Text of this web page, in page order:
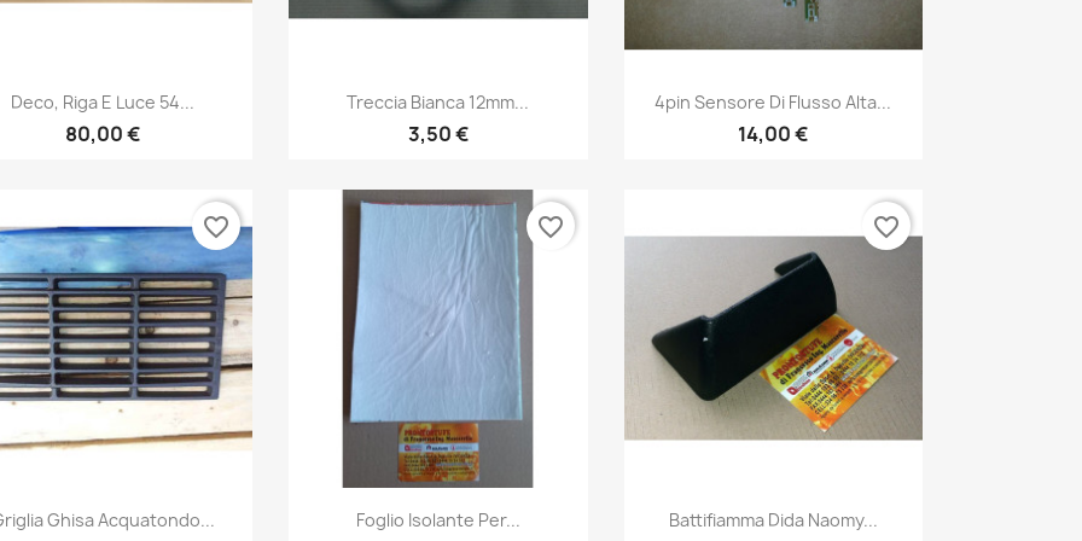
Anteprima
Deco, Riga E Luce 54...
80,00 €
Anteprima
Treccia Bianca 12mm...
3,50 €
Anteprima
4pin Sensore Di Flusso Alta...
14,00 €
Anteprima
Ghisa Acquatondo...
favorite_border
Anteprima
Foglio Isolante Per...
favorite_border
Anteprima
Battifiamma Dida Naomy...
favorite_border